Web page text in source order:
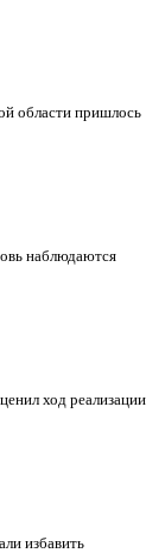
области пришлось
наблюдаются
ход реализации
избавить